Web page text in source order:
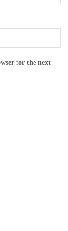
for the next